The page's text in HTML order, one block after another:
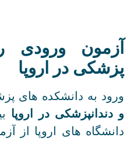
آزمون ورودی
پزشکی در اروپا
ورود به دانشکده های
و دندانپزشکی در اروپا
دانشگاه های اروپا از